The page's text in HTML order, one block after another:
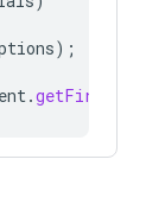
);
.getFirestore